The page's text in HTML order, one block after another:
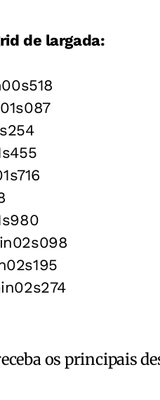
de largada:
os principais